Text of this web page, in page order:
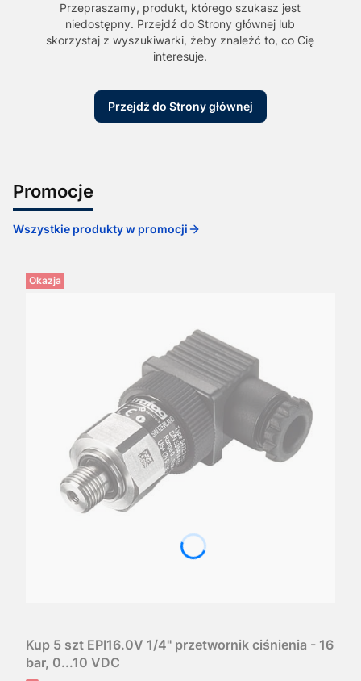
Przepraszamy, produkt, którego szukasz jest
niedostępny. Przejdź do Strony głównej lub
skorzystaj z wyszukiwarki, żeby znaleźć to, co Cię
interesuje.
Przejdź do Strony głównej
Promocje
Wszystkie produkty w promocji
Okazja
Kup 5 szt EPI16.0V 1/4" przetwornik ciśnienia - 16
bar, 0...10 VDC